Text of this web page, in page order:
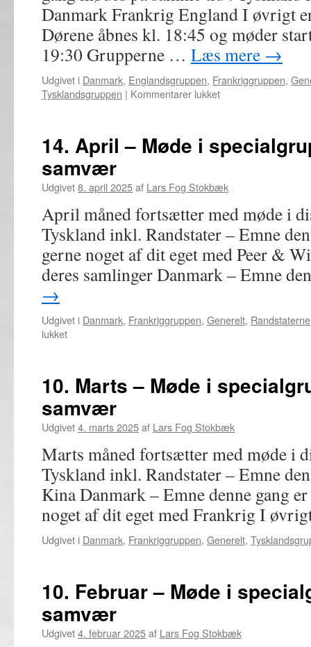
Danmark Frankrig England I øvrigt
Dørene åbnes kl. 18:45 og møder
19:30 Grupperne … Læs mere →
Udgivet i Danmark, Englandsgruppen, Frankriggruppen,
Tysklandsgruppen | Kommentarer lukkettil
Møde
bytte
samvær
14. April – Møde i
samvær
Udgivet8. april 2025af Lars Fog Stokbæk
April måned fortsætter med møde i
Tyskland inkl. Randstater – Emne
gerne noget af dit eget med Peer &
deres samlinger Danmark – Emne
→
Udgivet i Danmark, Frankriggruppen, Generelt, Randstaterne
lukkettil
Møde
i
specialgrupper,
bytte
samvær
10. Marts – Møde i
samvær
Udgivet4. marts 2025af Lars Fog Stokbæk
Marts måned fortsætter med møde i
Tyskland inkl. Randstater – Emne
Kina Danmark – Emne denne gang
noget af dit eget med Frankrig I
Udgivet i Danmark, Frankriggruppen, Generelt,
10. Februar – Møde i
samvær
Udgivet4. februar 2025af Lars Fog Stokbæk